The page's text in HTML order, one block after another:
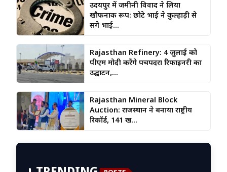
उदयपुर में जमीनी विवाद ने लिया
खौफनाक रूप: छोटे भाई ने कुल्हाड़ी से
सगे भाई...
Rajasthan Refinery: 4 जुलाई को
पीएम मोदी करेंगे पचपदरा रिफाइनरी का
उद्घाटन,...
Rajasthan Mineral Block
Auction: राजस्थान ने बनाया राष्ट्रीय
रिकॉर्ड, 141 ख...